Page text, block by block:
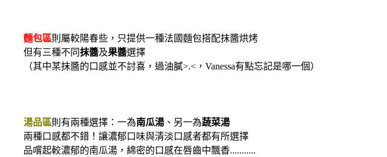
麵包區則屬較陽春些，只提供一種法國麵包搭配抹醬烘烤
但有三種不同抹醬及果醬選擇
（其中某抹醬的口感並不討喜，過油膩>.<，Vanessa有點忘記是哪一個）
湯品區則有兩種選擇：一為南瓜湯 、另一為蔬菜湯
兩種口感都不錯！讓濃郁口味與清淡口感者都有所選擇
品嚐起較濃郁的南瓜湯，綿密的口感在唇齒中飄香...........